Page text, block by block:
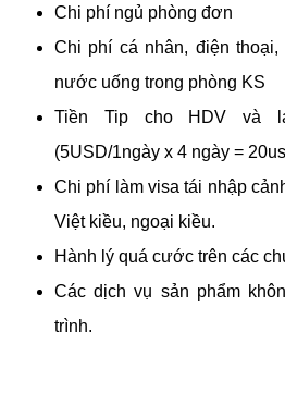
Chi phí ngủ phòng đơn
Chi phí cá nhân, điện
nước uống trong phòng KS
Tiền Tip cho HDV và
(5USD/1ngày x 4 ngày =
Chi phí làm visa tái nhập
Việt kiều, ngoại kiều.
Hành lý quá cước trên các
Các dịch vụ sản phẩm
trình.